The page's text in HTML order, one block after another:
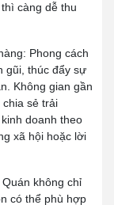
càng dễ thu
Phong cách
gũi, thúc đẩy sự
Không gian gần
sẻ trải
doanh theo
xã hội hoặc lời
không chỉ
có thể phù hợp